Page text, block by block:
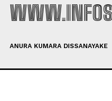
ANURA KUMARA DISSANAYAKE